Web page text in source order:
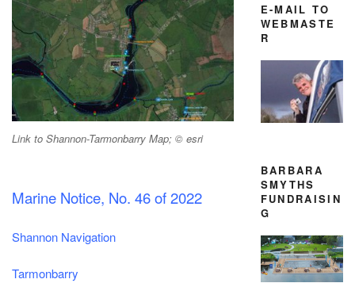
Link to Shannon-Tarmonbarry Map; © esri
Marine Notice, No. 46 of 2022
Shannon Navigation
Tarmonbarry
E-MAIL TO
WEBMASTE
R
BARBARA
SMYTHS
FUNDRAISIN
G